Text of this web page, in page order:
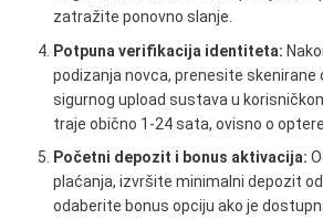
zatražite ponovno slanje.
Potpuna verifikacija identiteta:
podizanja novca, prenesite
sigurnog upload sustava u
traje obično 1-24 sata, ovisno o
Početni depozit i bonus aktivacija:
plaćanja, izvršite minimalni depozit od
odaberite bonus opciju ako je